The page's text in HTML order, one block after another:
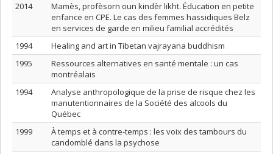
2014
Mamès, profèsorn oun kindèr likht. Éducation en petite
enfance en CPE. Le cas des femmes hassidiques Belz
en services de garde en milieu familial accrédités
1994
Healing and art in Tibetan vajrayana buddhism
1995
Ressources alternatives en santé mentale : un cas
montréalais
1994
Analyse anthropologique de la prise de risque chez les
manutentionnaires de la Société des alcools du
Québec
1999
À temps et à contre-temps : les voix des tambours du
candomblé dans la psychose